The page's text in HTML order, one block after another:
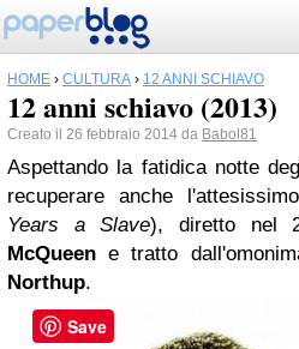
HOME › CULTURA › 12 ANNI SCHIAVO
12 anni schiavo (2013)
Creato il 26 febbraio 2014 da Babol81
Aspettando la fatidica notte
recuperare anche
Years a Slave), diretto nel
McQueen e tratto
Northup.
Save